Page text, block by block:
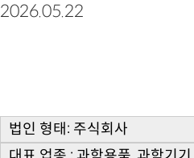
2026.05.22
법인 형태: 주식회사